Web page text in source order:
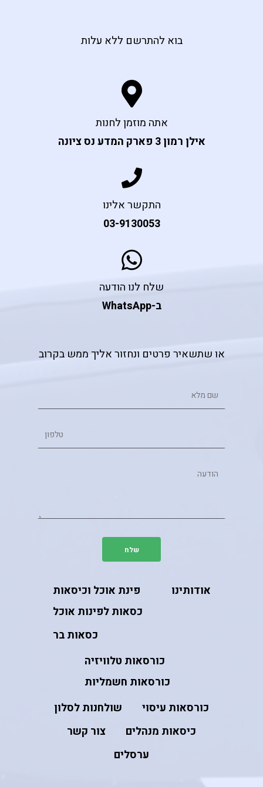
בוא להתרשם ללא עלות
אתה מוזמן לחנות
אילן רמון 3 פארק המדע נס ציונה
התקשר אלינו
03-9130053
שלח לנו הודעה
ב-WhatsApp
או שתשאיר פרטים ונחזור אליך ממש בקרוב
אודותינו
פינת אוכל וכיסאות
כסאות לפינות אוכל
כסאות בר
כורסאות טלוויזיה
כורסאות חשמליות
כורסאות עיסוי
שולחנות לסלון
כיסאות מנהלים
צור קשר
ערסלים